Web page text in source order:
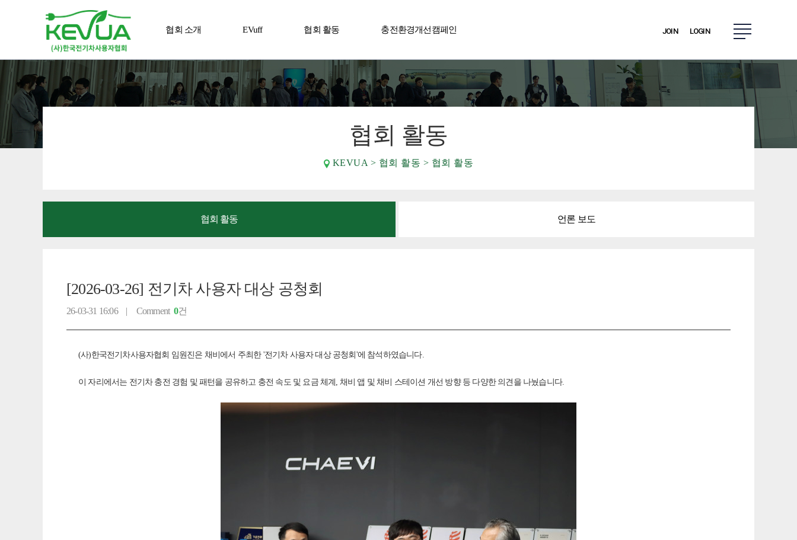
협회 소개 EVuff 협회 활동 충전환경개선캠페인
알림 마당 전진사어워드
LOGIN
JOIN
협회 활동
KEVUA > 협회 활동 > 협회 활동
협회 활동 언론 보도
[2026-03-26] 전기차 사용자 대상 공청회
26-03-31 16:06 | Comment 0건
(사)한국전기차사용자협회 임원진은 채비에서 주최한 '전기차 사용자 대상 공청회'에 참석하였습니다.
이 자리에서는 전기차 충전 경험 및 패턴을 공유하고 충전 속도 및 요금 체계, 채비 앱 및 채비 스테이션 개선 방향 등 다양한 의견을 나눴습니다.